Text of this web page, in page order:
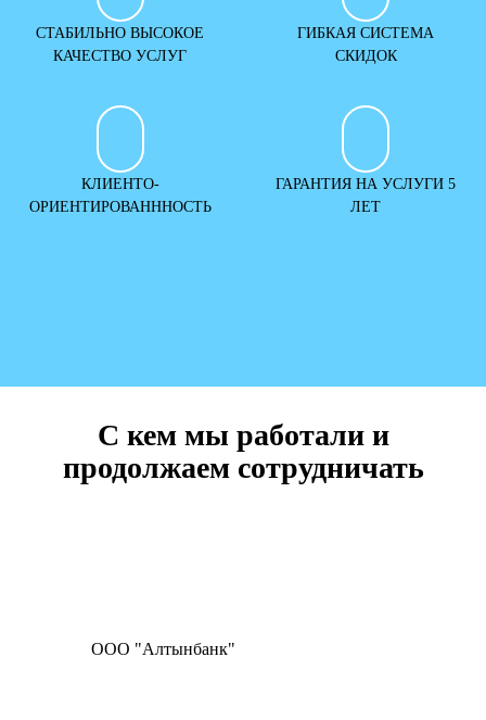
СТАБИЛЬНО ВЫСОКОЕ
КАЧЕСТВО УСЛУГ
ГИБКАЯ СИСТЕМА
СКИДОК
КЛИЕНТО-
ОРИЕНТИРОВАНННОСТЬ
ГАРАНТИЯ НА УСЛУГИ 5
ЛЕТ
С кем мы работали и
продолжаем сотрудничать
ООО "Алтынбанк"